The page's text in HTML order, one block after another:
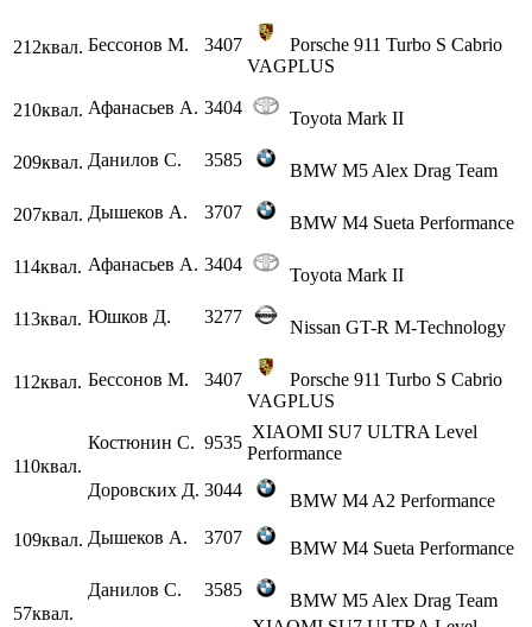
212квал. Бессонов М. 3407
Porsche 911 Turbo S Cabrio
VAGPLUS
210квал. Афанасьев А. 3404
Toyota Mark II
209квал. Данилов С. 3585
BMW M5 Alex Drag Team
207квал. Дышеков А. 3707
BMW M4 Sueta Performance
114квал. Афанасьев А. 3404
Toyota Mark II
113квал. Юшков Д. 3277
Nissan GT-R М-Technology
112квал. Бессонов М. 3407
Porsche 911 Turbo S Cabrio
VAGPLUS
110квал.
Костюнин С. 9535
XIAOMI SU7 ULTRA Level
Performance
Доровских Д. 3044
BMW M4 A2 Performance
109квал. Дышеков А. 3707
BMW M4 Sueta Performance
57квал.
Данилов С. 3585
BMW M5 Alex Drag Team